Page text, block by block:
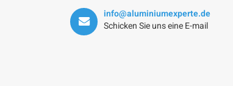
info@aluminiumexperte.de
Schicken Sie uns eine E-mail